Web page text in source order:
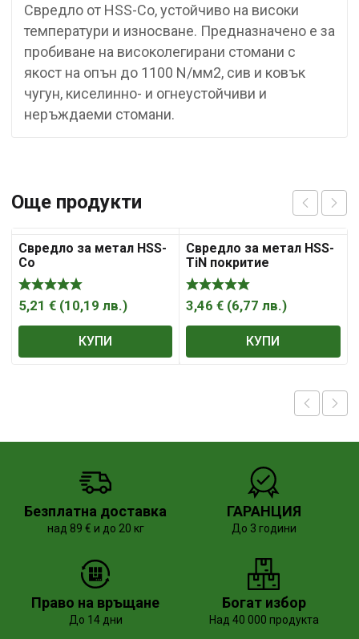
Свредло от HSS-Co, устойчиво на високи
температури и износване. Предназначено е за
пробиване на високолегирани стомани с
якост на опън до 1100 N/мм2, сив и ковък
чугун, киселинно- и огнеустойчиви и
неръждаеми стомани.
Още продукти
Свредло за метал HSS-
Co
5,21 € (10,19 лв.)
КУПИ
Свредло за метал HSS-
TiN покритие
3,46€ (6,77лв.)
КУПИ
Безплатна доставка
над 89 € и до 20 кг
ГАРАНЦИЯ
До 3 години
Право на връщане
До 14 дни
Богат избор
Над 40 000 продукта